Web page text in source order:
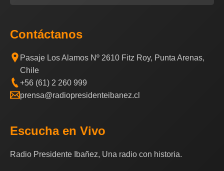
Contáctanos
Pasaje Los Alamos Nº 2610 Fitz Roy, Punta Arenas,
Chile
+56 (61) 2 260 999
prensa@radiopresidenteibanez.cl
Escucha en Vivo
Radio Presidente Ibañez, Una radio con historia.